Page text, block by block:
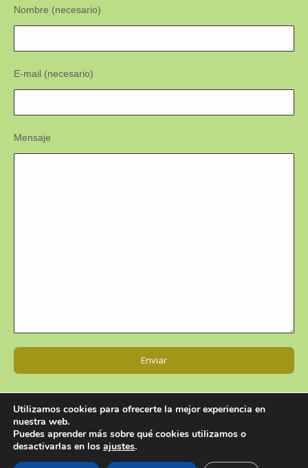
Nombre (necesario)
E-mail (necesario)
Mensaje
© CENTROLIVA | info@centroliva.com - Tlf: +34 925 283 503
Utilizamos cookies para ofrecerte la mejor experiencia en
nuestra web.
Puedes aprender más sobre qué cookies utilizamos o
desactivarlas en los ajustes.